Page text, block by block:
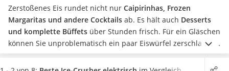
Saug-Wisch-Roboter
Handstaubsauger
Milchaufschäumer
Kondenstrockner
Reiskocher
Zerstoßenes Eis rundet nicht nur Caipirinhas, Frozen
Margaritas und andere Cocktails ab. Es hält auch Desserts
und komplette Büffets über Stunden frisch. Für ein Gläschen
können Sie unproblematisch ein paar Eiswürfel zerschlagen.
Für eine ganze Party wird das schnell zum Test für Geduld
und Werkzeug.Die Lösung: ein Ice-Crusher. Elektrisch